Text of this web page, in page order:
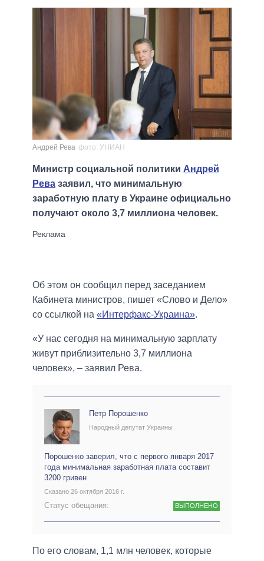
Андрей Рева фото: УНИАН
Министр социальной политики Андрей
Рева заявил, что минимальную
заработную плату в Украине официально
получают около 3,7 миллиона человек.
Об этом он сообщил перед заседанием
Кабинета министров, пишет «Слово и Дело»
со ссылкой на «Интерфакс-Украина».
«У нас сегодня на минимальную зарплату
живут приблизительно 3,7 миллиона
человек», – заявил Рева.
Петр Порошенко
Народный депутат Украины
Порошенко заверил, что с первого января 2017
года минимальная заработная плата составит
3200 гривен
Сказано 26 октября 2016 г.
Статус обещания: ВЫПОЛНЕНО
По его словам, 1,1 млн человек, которые